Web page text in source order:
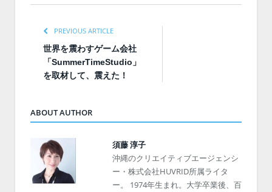
PREVIOUS ARTICLE
世界を震わすゲーム会社
「SummerTimeStudio」
を取材して、震えた！
ABOUT AUTHOR
須藤 淳子
沖縄のクリエイティブエージェンシ
ー・株式会社HUVRID所属ライタ
ー。 1974年生まれ。大学卒業後、百